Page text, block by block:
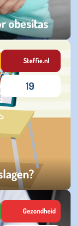
obesitas
Steffie.nl
19
Gezondheid